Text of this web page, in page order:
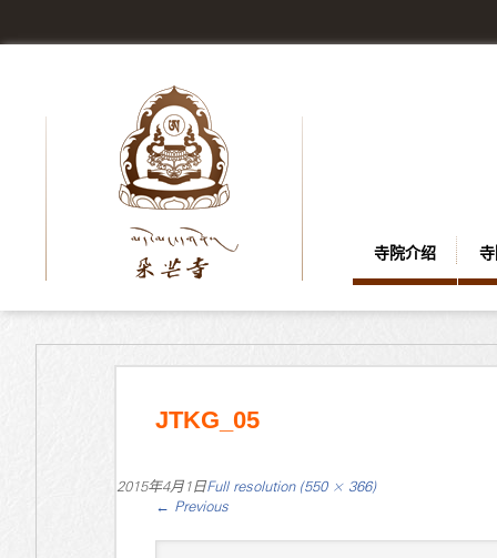
寺院介绍
JTKG_05
2015年4月1日Full resolution (550 × 366)
← Previous